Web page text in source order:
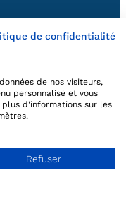
de confidentialité
de nos visiteurs,
personnalisé et vous
d'informations sur les
Refuser